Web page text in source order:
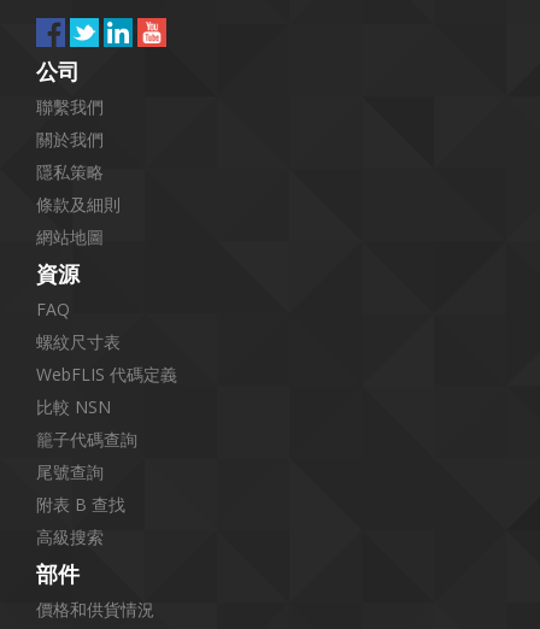
公司
聯繫我們
關於我們
隱私策略
條款及細則
網站地圖
資源
FAQ
螺紋尺寸表
WebFLIS 代碼定義
比較 NSN
籠子代碼查詢
尾號查詢
附表 B 查找
高級搜索
部件
價格和供貨情況